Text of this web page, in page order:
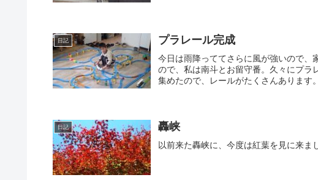
日記 プラレール完成
今日は雨降っててさらに風が強いので、
ので、私は南斗とお留守番。久々にプラ
集めたので、レールがたくさんあります
日記 轟峡
以前来た轟峡に、今度は紅葉を見に来ま